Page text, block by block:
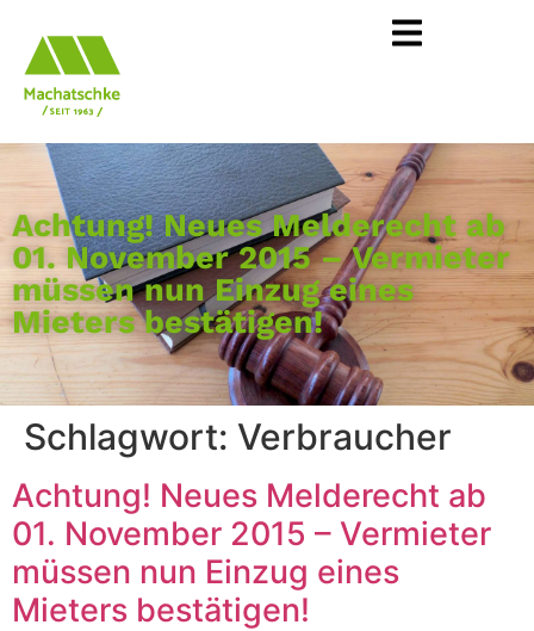
Achtung! Neues Melderecht ab
01. November 2015 – Vermieter
müssen nun Einzug eines
Mieters bestätigen!
Schlagwort: Verbraucher
Achtung! Neues Melderecht ab
01. November 2015 – Vermieter
müssen nun Einzug eines
Mieters bestätigen!